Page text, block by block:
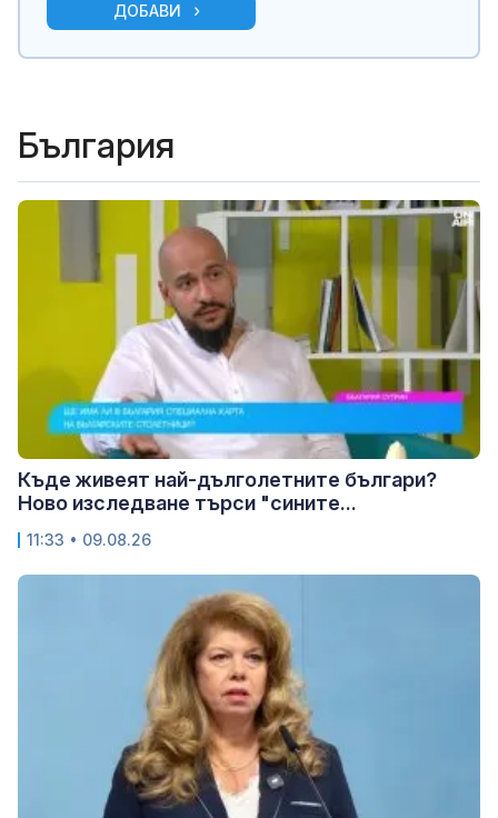
ДОБАВИ
България
Къде живеят най-дълголетните българи?
Ново изследване търси "сините...
11:33 • 09.08.26